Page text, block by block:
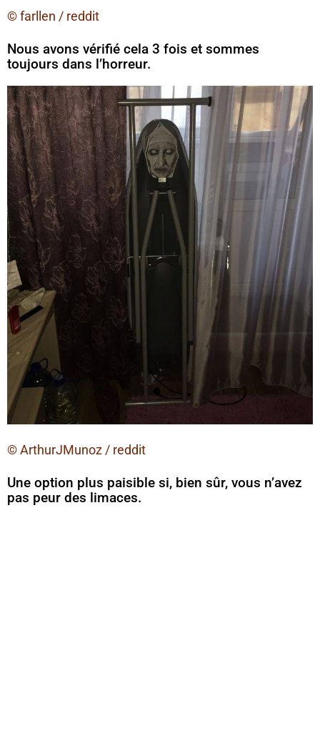
© farllen / reddit
Nous avons vérifié cela 3 fois et sommes
toujours dans l’horreur.
© ArthurJMunoz / reddit
Une option plus paisible si, bien sûr, vous n’avez
pas peur des limaces.